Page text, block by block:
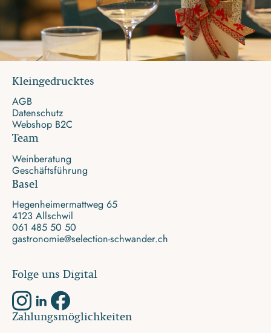
Erhalten Sie regelmässig Wein-Empfehlungen und
profitieren Sie von unseren Angeboten.
Anmelden
Kleingedrucktes
AGB
Datenschutz
Webshop B2C
Team
Weinberatung
Geschäftsführung
Basel
Hegenheimermattweg 65
4123 Allschwil
061 485 50 50
gastronomie@selection-schwander.ch
Zahlungsmöglichkeiten
Folge uns Digital